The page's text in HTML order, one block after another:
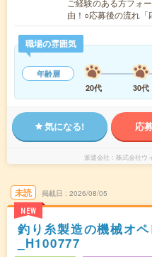
ご経験のある方フォ
由！○応募後の流れ
職場の雰囲気
年齢層
20代
30代
気になる! 応
派遣会社 株式会社ウ
未読
NEW
掲載日 2026/08/05
釣り糸製造の機械オ
_H100777